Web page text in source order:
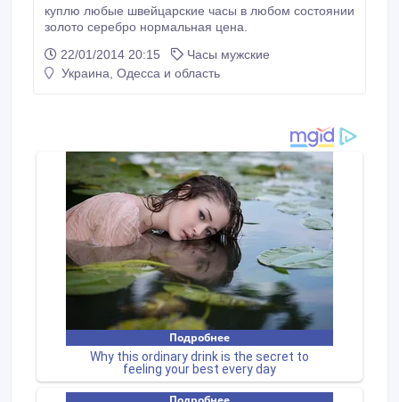
куплю любые швейцарские часы в любом состоянии
золото серебро нормальная цена.
22/01/2014 20:15
Часы мужские
Украина, Одесса и область